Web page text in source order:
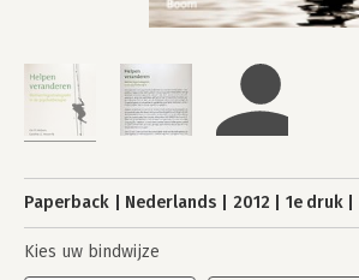
Paperback Nederlands 2012 1e druk
Kies uw bindwijze